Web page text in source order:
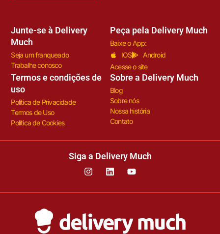
Junte-se à Delivery
Much
Seja um franqueado
Trabalhe conosco
Peça pela Delivery Much
Baixe o App:
IOS
Android
Acesse o site
Termos e condições de
uso
Política de Privacidade
Termos de Uso
Política de Cookies
Sobre a Delivery Much
Blog
Sobre nós
Nossa história
Contato
Siga a Delivery Much